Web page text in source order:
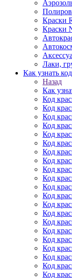
Краски
Краски
Лаки,
Как узнать
Назад
Как
Код
Код
Код
Код
Код
Код
Код
Код
Код
Код
Код
Код
Код
Код
Код
Код
Код
Код
Код
Код
Код